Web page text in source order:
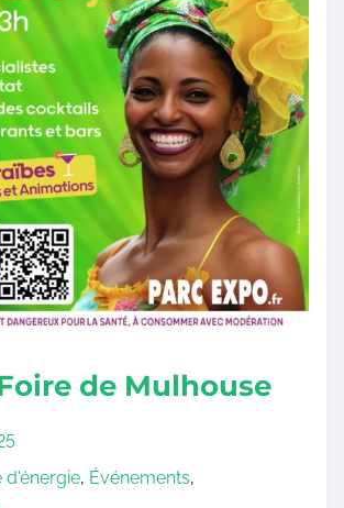
de Mulhouse
d'énergie, Événements,